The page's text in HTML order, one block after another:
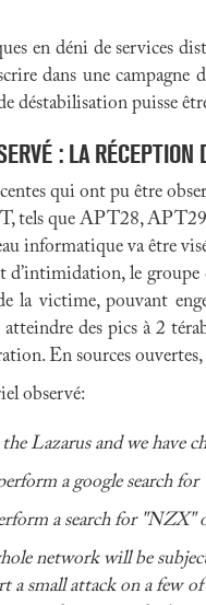
en déni de services
dans une campagne
déstabilisation puisse
: LA RÉCEPTION
qui ont pu être
tels que APT28,
informatique va être
d’intimidation, le
la victime, pouvant
des pics à 2
En sources ouvertes,
observé:
the Lazarus and we
a google search
a search for "NZX"
network will be
a small attack on a few